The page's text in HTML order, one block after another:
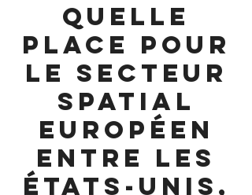
Quelle
place pour
le secteur
spatial
européen
entre les
États-Unis,